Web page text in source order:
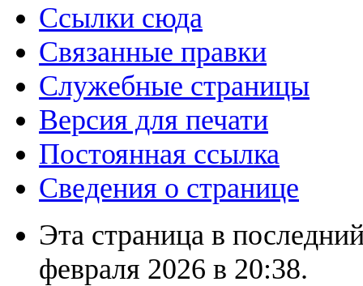
Ссылки сюда
Связанные правки
Служебные страницы
Версия для печати
Постоянная ссылка
Сведения о странице
Эта страница в
февраля 2026 в 20:38.